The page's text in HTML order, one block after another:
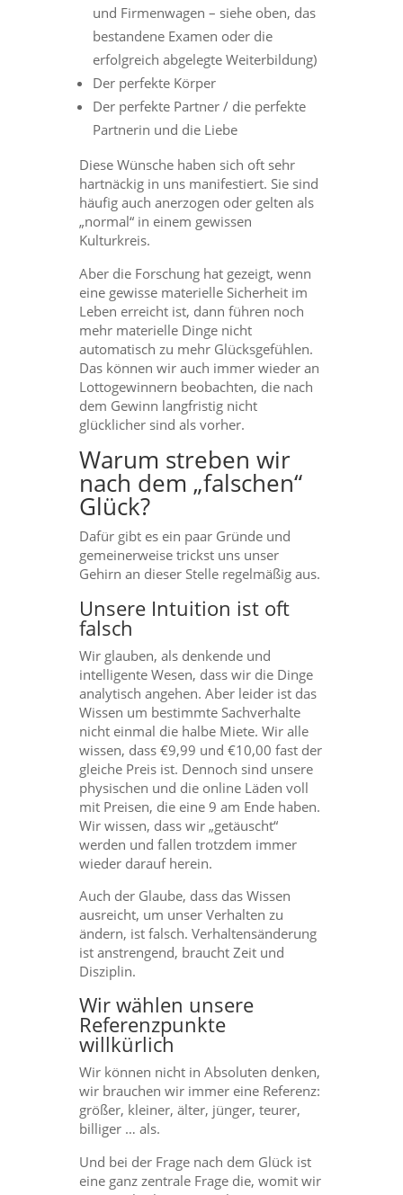
und Firmenwagen – siehe oben, das
bestandene Examen oder die
erfolgreich abgelegte Weiterbildung)
Der perfekte Körper
Der perfekte Partner / die perfekte
Partnerin und die Liebe
Diese Wünsche haben sich oft sehr
hartnäckig in uns manifestiert. Sie sind
häufig auch anerzogen oder gelten als
„normal“ in einem gewissen
Kulturkreis.
Aber die Forschung hat gezeigt, wenn
eine gewisse materielle Sicherheit im
Leben erreicht ist, dann führen noch
mehr materielle Dinge nicht
automatisch zu mehr Glücksgefühlen.
Das können wir auch immer wieder an
Lottogewinnern beobachten, die nach
dem Gewinn langfristig nicht
glücklicher sind als vorher.
Warum streben wir
nach dem „falschen“
Glück?
Dafür gibt es ein paar Gründe und
gemeinerweise trickst uns unser
Gehirn an dieser Stelle regelmäßig aus.
Unsere Intuition ist oft
falsch
Wir glauben, als denkende und
intelligente Wesen, dass wir die Dinge
analytisch angehen. Aber leider ist das
Wissen um bestimmte Sachverhalte
nicht einmal die halbe Miete. Wir alle
wissen, dass €9,99 und €10,00 fast der
gleiche Preis ist. Dennoch sind unsere
physischen und die online Läden voll
mit Preisen, die eine 9 am Ende haben.
Wir wissen, dass wir „getäuscht“
werden und fallen trotzdem immer
wieder darauf herein.
Auch der Glaube, dass das Wissen
ausreicht, um unser Verhalten zu
ändern, ist falsch. Verhaltensänderung
ist anstrengend, braucht Zeit und
Disziplin.
Wir wählen unsere
Referenzpunkte
willkürlich
Wir können nicht in Absoluten denken,
wir brauchen wir immer eine Referenz:
größer, kleiner, älter, jünger, teurer,
billiger … als.
Und bei der Frage nach dem Glück ist
eine ganz zentrale Frage die, womit wir